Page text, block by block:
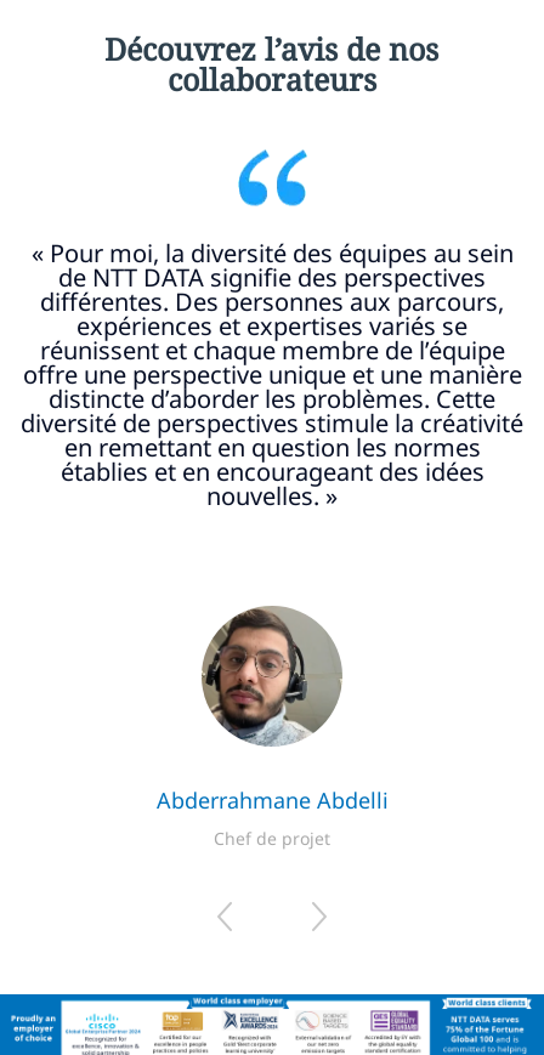
Découvrez l’avis de nos
collaborateurs
« Ce qui fait vraiment de NTT DATA un
employeur exceptionnel, pour moi, c’est
l’abondance d’opportunités pour les femmes
leaders dans les technologiques. L’entreprise
favorise une culture où l’on vous encourage
à prendre en main votre carrière. Et ici, chez
NTT DATA, vous pouvez vraiment tracer
votre propre chemin. »
Andra Ehlert